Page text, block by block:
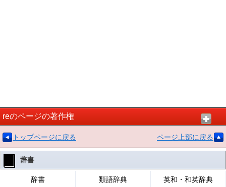
reのページの著作権
トップページに戻る ページ上部に戻る
辞書
辞書 類語辞典 英和・和英辞典